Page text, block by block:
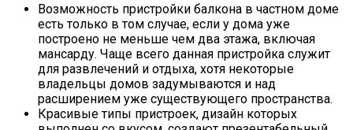
Возможность пристройки балкона в частном доме
есть только в том случае, если у дома уже
построено не меньше чем два этажа, включая
мансарду. Чаще всего данная пристройка служит
для развлечений и отдыха, хотя некоторые
владельцы домов задумываются и над
расширением уже существующего пространства.
Красивые типы пристроек, дизайн которых